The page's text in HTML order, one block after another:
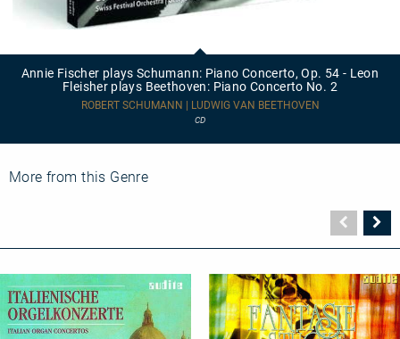
Schumann:
-
Fleisher
plays
2
Annie Fischer plays Schumann: Piano Concerto, Op. 54 - Leon
Fleisher plays Beethoven: Piano Concerto No. 2
ROBERT SCHUMANN | LUDWIG VAN BEETHOVEN
CD
More from this Genre
Seite